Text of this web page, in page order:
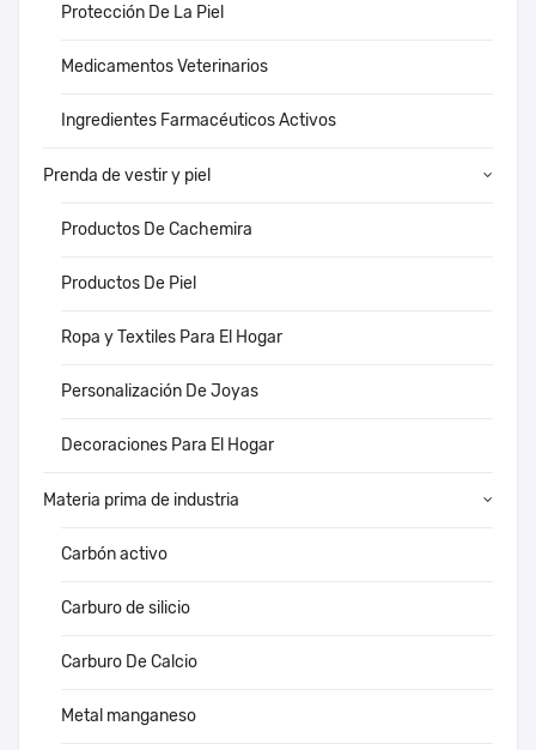
Protección De La Piel
Medicamentos Veterinarios
Ingredientes Farmacéuticos Activos
Prenda de vestir y piel
Productos De Cachemira
Productos De Piel
Ropa y Textiles Para El Hogar
Personalización De Joyas
Decoraciones Para El Hogar
Materia prima de industria
Carbón activo
Carburo de silicio
Carburo De Calcio
Metal manganeso